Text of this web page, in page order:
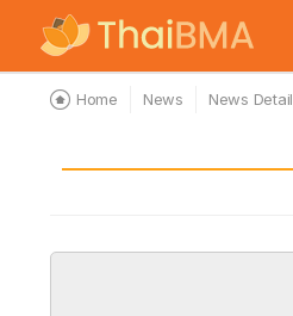
Home News News Detail